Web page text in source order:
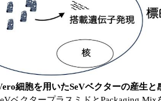
細胞を用いたSeVベクターの産生と